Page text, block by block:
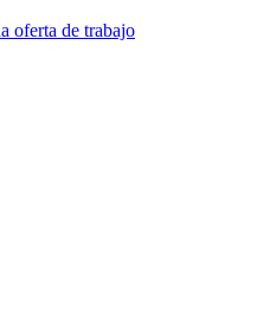
oferta de trabajo